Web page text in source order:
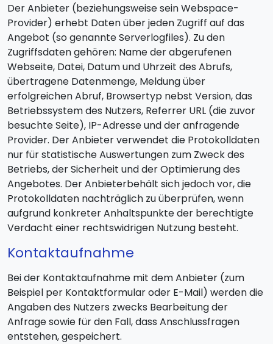
Der Anbieter (beziehungsweise sein Webspace-
Provider) erhebt Daten über jeden Zugriff auf das
Angebot (so genannte Serverlogfiles). Zu den
Zugriffsdaten gehören: Name der abgerufenen
Webseite, Datei, Datum und Uhrzeit des Abrufs,
übertragene Datenmenge, Meldung über
erfolgreichen Abruf, Browsertyp nebst Version, das
Betriebssystem des Nutzers, Referrer URL (die zuvor
besuchte Seite), IP-Adresse und der anfragende
Provider. Der Anbieter verwendet die Protokolldaten
nur für statistische Auswertungen zum Zweck des
Betriebs, der Sicherheit und der Optimierung des
Angebotes. Der Anbieterbehält sich jedoch vor, die
Protokolldaten nachträglich zu überprüfen, wenn
aufgrund konkreter Anhaltspunkte der berechtigte
Verdacht einer rechtswidrigen Nutzung besteht.
Kontaktaufnahme
Bei der Kontaktaufnahme mit dem Anbieter (zum
Beispiel per Kontaktformular oder E-Mail) werden die
Angaben des Nutzers zwecks Bearbeitung der
Anfrage sowie für den Fall, dass Anschlussfragen
entstehen, gespeichert.